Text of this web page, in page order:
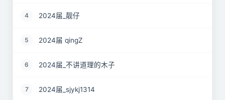
4 2024届_靓仔
5 2024届 qingZ
6 2024届_不讲道理的木子
7 2024届_sjykj1314